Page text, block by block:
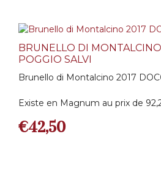
BRUNELLO DI
POGGIO SALVI
Brunello di Montalcino 2017
Existe en Magnum au prix de
€42,50